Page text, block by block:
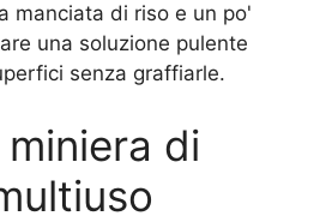
manciata di riso e un po'
una soluzione pulente
senza graffiarle.
miniera di